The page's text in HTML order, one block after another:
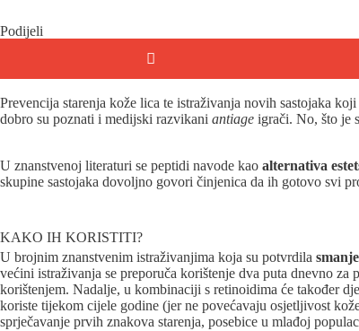
Podijeli
Prevencija starenja kože lica te istraživanja novih sastojaka
dobro su poznati i medijski razvikani antiage igrači. No, što je s
U znanstvenoj literaturi se peptidi navode kao alternativa
skupine sastojaka dovoljno govori činjenica da ih gotovo svi
KAKO IH KORISTITI?
U brojnim znanstvenim istraživanjima koja su potvrdila
većini istraživanja se preporuča korištenje dva puta dnevno
korištenjem. Nadalje, u kombinaciji s retinoidima će također
koriste tijekom cijele godine (jer ne povećavaju osjetljivost
sprječavanje prvih znakova starenja, posebice u mlađoj